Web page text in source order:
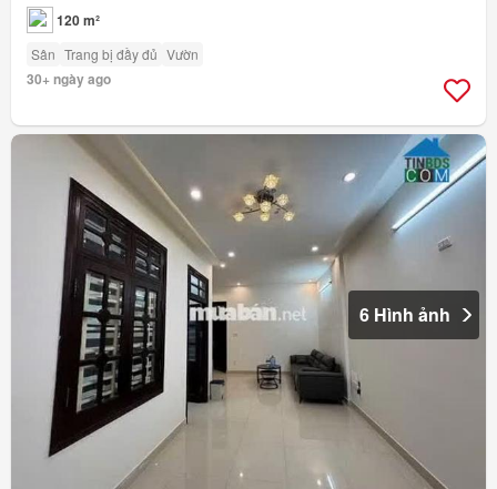
120 m²
Sân Trang bị đầy đủ Vườn
30+ ngày ago
6 Hình ảnh